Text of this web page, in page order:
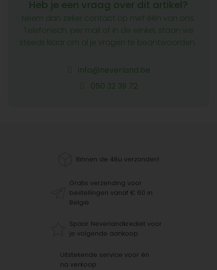
Heb je een vraag over dit artikel?
Neem dan zeker contact op met één van ons.
Telefonisch, per mail of in de winkel, staan we
steeds klaar om al je vragen te beantwoorden.
info@neverland.be
050 32 39 72
Binnen de 48u verzonden!
Gratis verzending voor
bestellingen vanaf € 60 in
België
Spaar Neverlandkrediet voor
je volgende aankoop
Uitstekende service voor én
na verkoop